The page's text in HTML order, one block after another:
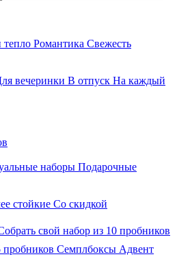
Романтика Свежесть
вечеринки В отпуск На каждый
наборы Подарочные
стойкие Со скидкой
свой набор из 10 пробников
пробников Семплбоксы Адвент